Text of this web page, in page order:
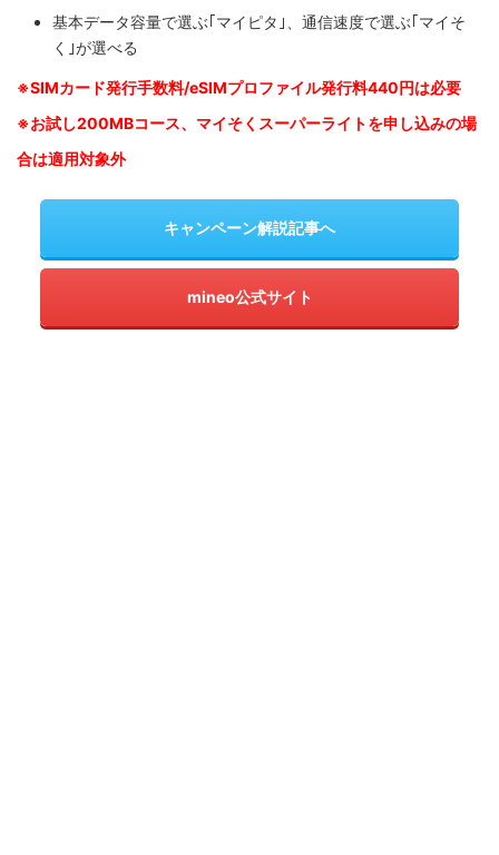
基本データ容量で選ぶ｢マイピタ｣、通信速度で選ぶ｢マイそ
く｣が選べる
※SIMカード発行手数料/eSIMプロファイル発行料440円は必要
※お試し200MBコース、マイそくスーパーライトを申し込みの場
合は適用対象外
キャンペーン解説記事へ
mineo公式サイト